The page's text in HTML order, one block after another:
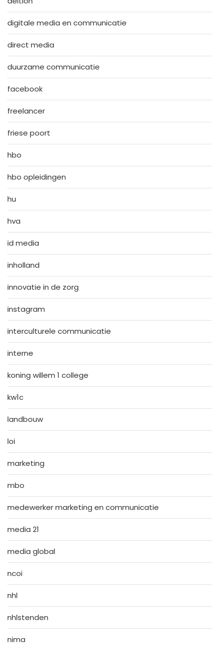
digitale media en communicatie
direct media
duurzame communicatie
facebook
freelancer
friese poort
hbo
hbo opleidingen
hu
hva
id media
inholland
innovatie in de zorg
instagram
interculturele communicatie
interne
koning willem 1 college
kw1c
landbouw
loi
marketing
mbo
medewerker marketing en communicatie
media 21
media global
ncoi
nhl
nhlstenden
nima